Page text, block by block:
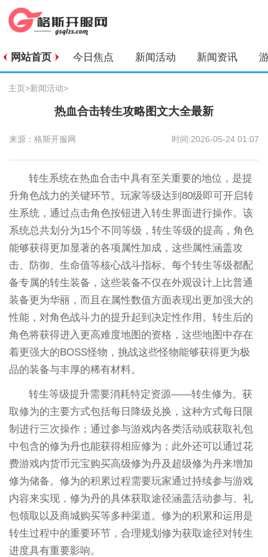
网站首页 今日焦点 新闻活动 新闻资讯
主页>新闻活动>
热血合击转生攻略图文大全最新
来源：格斯开服网 时间:2026-05-24 01:07
转生系统在热血合击中具有至关重要的地位，是提
升角色战力的关键环节。玩家等级达到80级即可开启转
生系统，通过点击角色按钮进入转生界面进行操作。该
系统总共划分为15个不同等级，转生等级的提高，角色
能够获得更加显著的各项属性加成，这些属性涵盖攻
击、防御、生命值等核心战斗指标。每个转生等级都配
备专属的转生装备，这些装备不仅在外观设计上比普通
装备更为华丽，而且在属性数值方面表现出更加强大的
性能，对角色战斗力的提升起到决定性作用。转生后的
角色将获得进入更高难度地图的资格，这些地图中存在
着更强大的BOSS怪物，挑战这些怪物能够获得更为极
品的装备与丰厚的稀有材料。
转生等级提升需要消耗特定资源——转生修为。获
取修为的主要方式包括每日降级兑换，这种方式每日限
制进行三次操作；通过参与游戏内各类活动或获取礼包
中包含的修为丹也能获得相应修为；此外还可以通过花
费游戏内货币元宝购买高级修为丹及超级修为丹来增加
修为储备。修为的积累过程需要玩家通过持续参与游戏
内容来实现，修为丹的具体获取途径涵盖活动参与、礼
包领取以及商城购买等多种渠道。修为的积累和运用是
转生过程中的重要环节，合理规划修为获取途径对转生
进度具有重要影响。